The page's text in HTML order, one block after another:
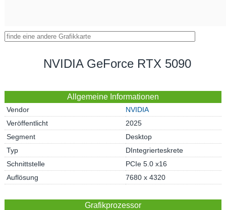
NVIDIA GeForce RTX 5090
Allgemeine Informationen
Vendor
NVIDIA
Veröffentlicht
2025
Segment
Desktop
Typ
DIntegrierteskrete
Schnittstelle
PCIe 5.0 x16
Auflösung
7680 x 4320
Grafikprozessor